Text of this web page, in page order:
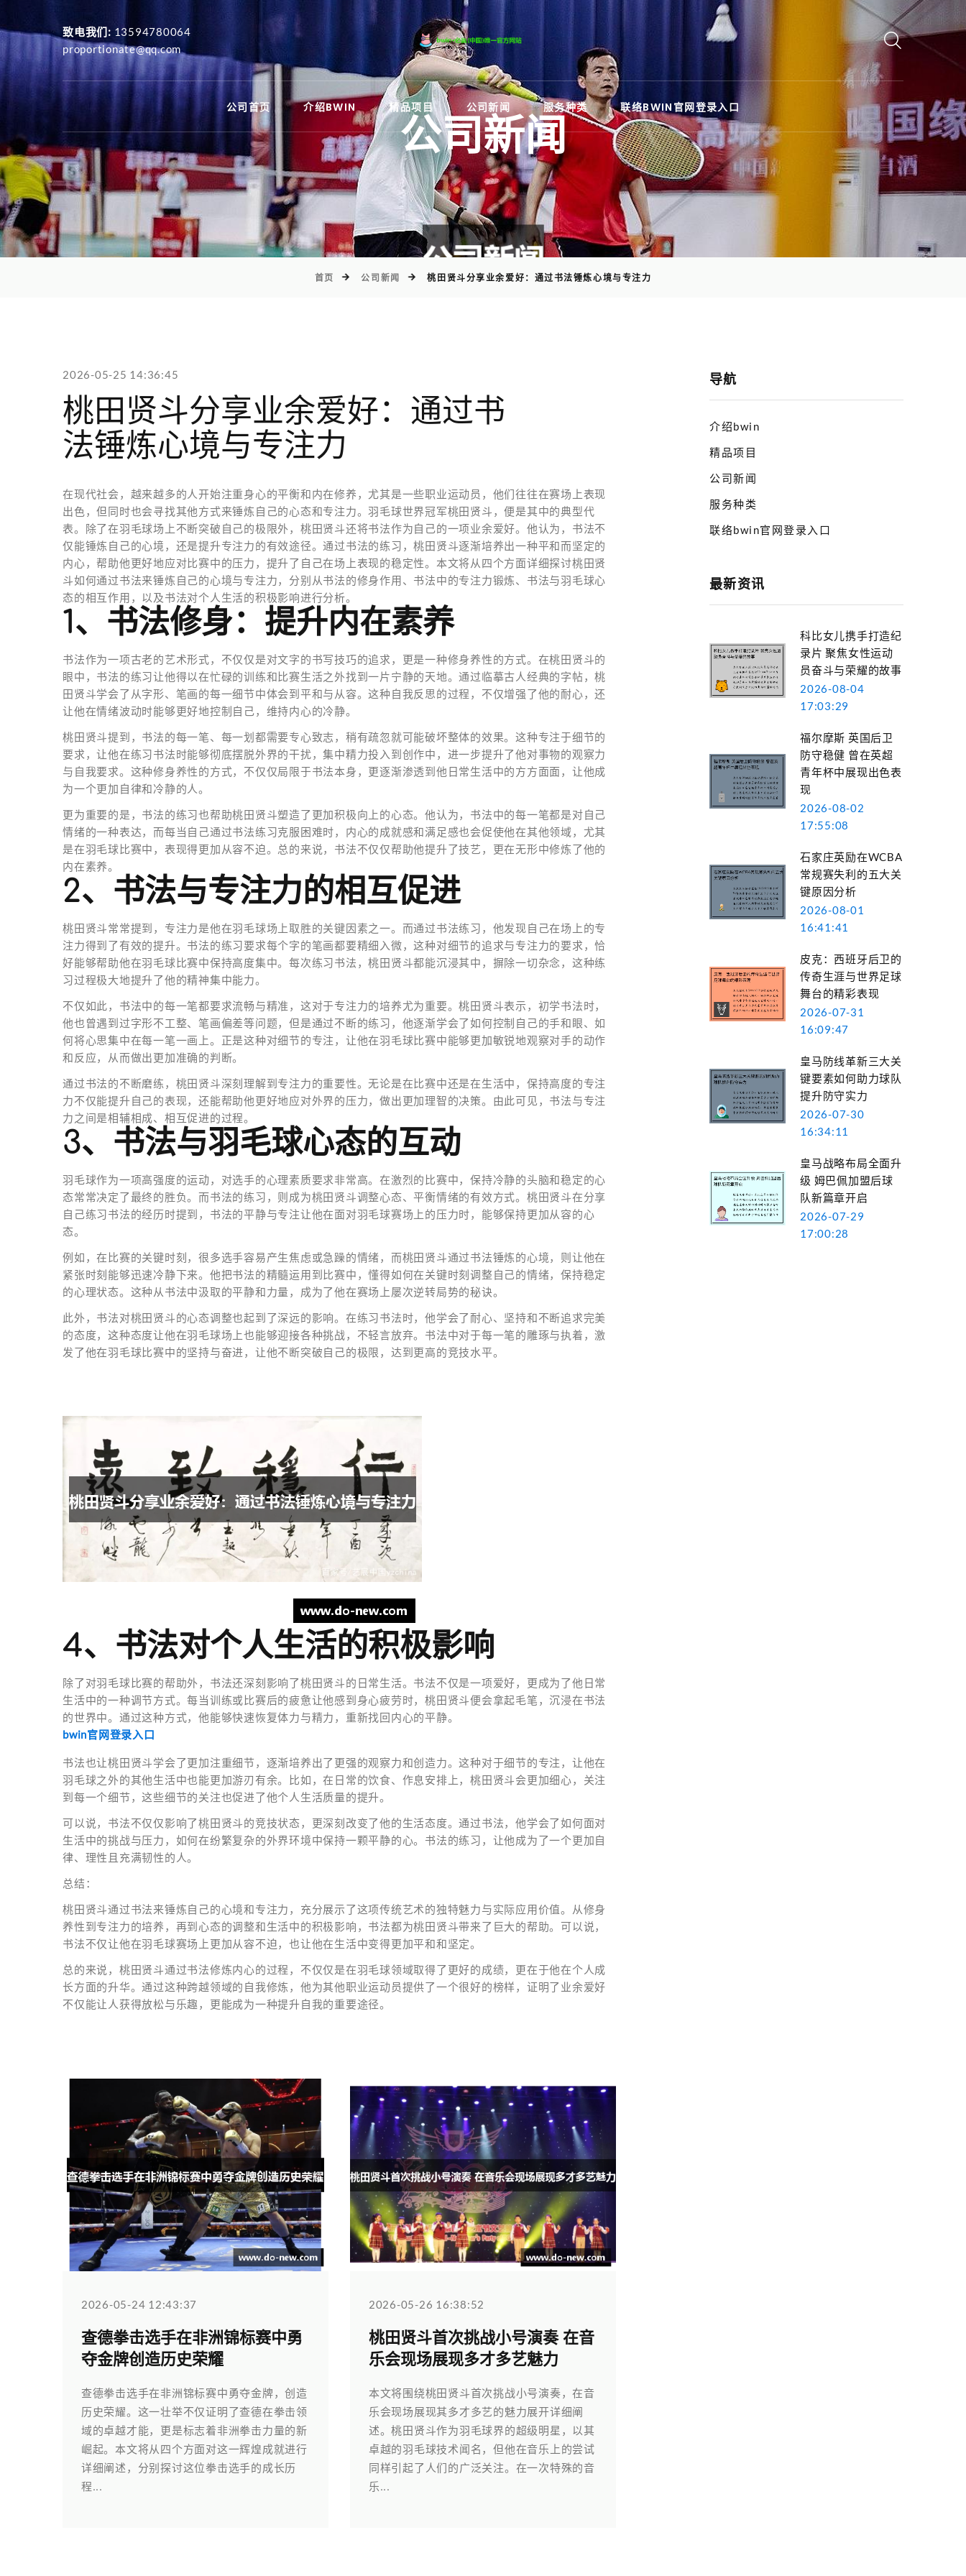
致电我们: 13594780064
proportionate@qq.com
公司首页 介绍BWIN 精品项目 公司新闻 服务种类 联络BWIN官网登录入口
公司新闻
首页 公司新闻 桃田贤斗分享业余爱好：通过书法锤炼心境与专注力
2026-05-25 14:36:45
桃田贤斗分享业余爱好：通过书
法锤炼心境与专注力
在现代社会，越来越多的人开始注重身心的平衡和内在修养，尤其是一些职业运动员，他们往往在赛场上表现
出色，但同时也会寻找其他方式来锤炼自己的心态和专注力。羽毛球世界冠军桃田贤斗，便是其中的典型代
表。除了在羽毛球场上不断突破自己的极限外，桃田贤斗还将书法作为自己的一项业余爱好。他认为，书法不
仅能锤炼自己的心境，还是提升专注力的有效途径。通过书法的练习，桃田贤斗逐渐培养出一种平和而坚定的
内心，帮助他更好地应对比赛中的压力，提升了自己在场上表现的稳定性。本文将从四个方面详细探讨桃田贤
斗如何通过书法来锤炼自己的心境与专注力，分别从书法的修身作用、书法中的专注力锻炼、书法与羽毛球心
态的相互作用，以及书法对个人生活的积极影响进行分析。
1、书法修身：提升内在素养
书法作为一项古老的艺术形式，不仅仅是对文字的书写技巧的追求，更是一种修身养性的方式。在桃田贤斗的
眼中，书法的练习让他得以在忙碌的训练和比赛生活之外找到一片宁静的天地。通过临摹古人经典的字帖，桃
田贤斗学会了从字形、笔画的每一细节中体会到平和与从容。这种自我反思的过程，不仅增强了他的耐心，还
让他在情绪波动时能够更好地控制自己，维持内心的冷静。
桃田贤斗提到，书法的每一笔、每一划都需要专心致志，稍有疏忽就可能破坏整体的效果。这种专注于细节的
要求，让他在练习书法时能够彻底摆脱外界的干扰，集中精力投入到创作中，进一步提升了他对事物的观察力
与自我要求。这种修身养性的方式，不仅仅局限于书法本身，更逐渐渗透到他日常生活中的方方面面，让他成
为一个更加自律和冷静的人。
更为重要的是，书法的练习也帮助桃田贤斗塑造了更加积极向上的心态。他认为，书法中的每一笔都是对自己
情绪的一种表达，而每当自己通过书法练习克服困难时，内心的成就感和满足感也会促使他在其他领域，尤其
是在羽毛球比赛中，表现得更加从容不迫。总的来说，书法不仅仅帮助他提升了技艺，更在无形中修炼了他的
内在素养。
2、书法与专注力的相互促进
桃田贤斗常常提到，专注力是他在羽毛球场上取胜的关键因素之一。而通过书法练习，他发现自己在场上的专
注力得到了有效的提升。书法的练习要求每个字的笔画都要精细入微，这种对细节的追求与专注力的要求，恰
好能够帮助他在羽毛球比赛中保持高度集中。每次练习书法，桃田贤斗都能沉浸其中，摒除一切杂念，这种练
习过程极大地提升了他的精神集中能力。
不仅如此，书法中的每一笔都要求流畅与精准，这对于专注力的培养尤为重要。桃田贤斗表示，初学书法时，
他也曾遇到过字形不工整、笔画偏差等问题，但是通过不断的练习，他逐渐学会了如何控制自己的手和眼、如
何将心思集中在每一笔一画上。正是这种对细节的专注，让他在羽毛球比赛中能够更加敏锐地观察对手的动作
和反应，从而做出更加准确的判断。
通过书法的不断磨练，桃田贤斗深刻理解到专注力的重要性。无论是在比赛中还是在生活中，保持高度的专注
力不仅能提升自己的表现，还能帮助他更好地应对外界的压力，做出更加理智的决策。由此可见，书法与专注
力之间是相辅相成、相互促进的过程。
3、书法与羽毛球心态的互动
羽毛球作为一项高强度的运动，对选手的心理素质要求非常高。在激烈的比赛中，保持冷静的头脑和稳定的心
态常常决定了最终的胜负。而书法的练习，则成为桃田贤斗调整心态、平衡情绪的有效方式。桃田贤斗在分享
自己练习书法的经历时提到，书法的平静与专注让他在面对羽毛球赛场上的压力时，能够保持更加从容的心
态。
例如，在比赛的关键时刻，很多选手容易产生焦虑或急躁的情绪，而桃田贤斗通过书法锤炼的心境，则让他在
紧张时刻能够迅速冷静下来。他把书法的精髓运用到比赛中，懂得如何在关键时刻调整自己的情绪，保持稳定
的心理状态。这种从书法中汲取的平静和力量，成为了他在赛场上屡次逆转局势的秘诀。
此外，书法对桃田贤斗的心态调整也起到了深远的影响。在练习书法时，他学会了耐心、坚持和不断追求完美
的态度，这种态度让他在羽毛球场上也能够迎接各种挑战，不轻言放弃。书法中对于每一笔的雕琢与执着，激
发了他在羽毛球比赛中的坚持与奋进，让他不断突破自己的极限，达到更高的竞技水平。
4、书法对个人生活的积极影响
除了对羽毛球比赛的帮助外，书法还深刻影响了桃田贤斗的日常生活。书法不仅是一项爱好，更成为了他日常
生活中的一种调节方式。每当训练或比赛后的疲惫让他感到身心疲劳时，桃田贤斗便会拿起毛笔，沉浸在书法
的世界中。通过这种方式，他能够快速恢复体力与精力，重新找回内心的平静。
bwin官网登录入口
书法也让桃田贤斗学会了更加注重细节，逐渐培养出了更强的观察力和创造力。这种对于细节的专注，让他在
羽毛球之外的其他生活中也能更加游刃有余。比如，在日常的饮食、作息安排上，桃田贤斗会更加细心，关注
到每一个细节，这些细节的关注也促进了他个人生活质量的提升。
可以说，书法不仅仅影响了桃田贤斗的竞技状态，更深刻改变了他的生活态度。通过书法，他学会了如何面对
生活中的挑战与压力，如何在纷繁复杂的外界环境中保持一颗平静的心。书法的练习，让他成为了一个更加自
律、理性且充满韧性的人。
总结：
桃田贤斗通过书法来锤炼自己的心境和专注力，充分展示了这项传统艺术的独特魅力与实际应用价值。从修身
养性到专注力的培养，再到心态的调整和生活中的积极影响，书法都为桃田贤斗带来了巨大的帮助。可以说，
书法不仅让他在羽毛球赛场上更加从容不迫，也让他在生活中变得更加平和和坚定。
总的来说，桃田贤斗通过书法修炼内心的过程，不仅仅是在羽毛球领域取得了更好的成绩，更在于他在个人成
长方面的升华。通过这种跨越领域的自我修炼，他为其他职业运动员提供了一个很好的榜样，证明了业余爱好
不仅能让人获得放松与乐趣，更能成为一种提升自我的重要途径。
2026-05-24 12:43:37
查德拳击选手在非洲锦标赛中勇
夺金牌创造历史荣耀
查德拳击选手在非洲锦标赛中勇夺金牌，创造
历史荣耀。这一壮举不仅证明了查德在拳击领
域的卓越才能，更是标志着非洲拳击力量的新
崛起。本文将从四个方面对这一辉煌成就进行
详细阐述，分别探讨这位拳击选手的成长历
程...
2026-05-26 16:38:52
桃田贤斗首次挑战小号演奏 在音
乐会现场展现多才多艺魅力
本文将围绕桃田贤斗首次挑战小号演奏，在音
乐会现场展现其多才多艺的魅力展开详细阐
述。桃田贤斗作为羽毛球界的超级明星，以其
卓越的羽毛球技术闻名，但他在音乐上的尝试
同样引起了人们的广泛关注。在一次特殊的音
乐...
导航
介绍bwin
精品项目
公司新闻
服务种类
联络bwin官网登录入口
最新资讯
科比女儿携手打造纪
录片 聚焦女性运动
员奋斗与荣耀的故事
2026-08-04
17:03:29
福尔摩斯 英国后卫
防守稳健 曾在英超
青年杯中展现出色表
现
2026-08-02
17:55:08
石家庄英励在WCBA
常规赛失利的五大关
键原因分析
2026-08-01
16:41:41
皮克：西班牙后卫的
传奇生涯与世界足球
舞台的精彩表现
2026-07-31
16:09:47
皇马防线革新三大关
键要素如何助力球队
提升防守实力
2026-07-30
16:34:11
皇马战略布局全面升
级 姆巴佩加盟后球
队新篇章开启
2026-07-29
17:00:28